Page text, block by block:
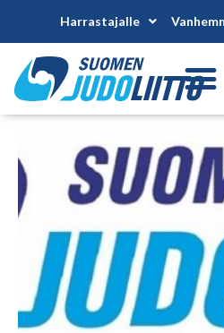
Harrastajalle